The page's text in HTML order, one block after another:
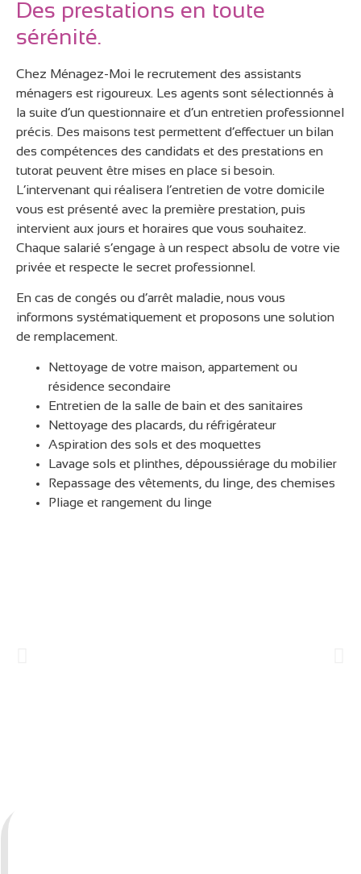
Des prestations en toute
sérénité.
Chez Ménagez-Moi le recrutement des assistants
ménagers est rigoureux. Les agents sont sélectionnés à
la suite d’un questionnaire et d’un entretien professionnel
précis. Des maisons test permettent d’effectuer un bilan
des compétences des candidats et des prestations en
tutorat peuvent être mises en place si besoin.
L’intervenant qui réalisera l’entretien de votre domicile
vous est présenté avec la première prestation, puis
intervient aux jours et horaires que vous souhaitez.
Chaque salarié s’engage à un respect absolu de votre vie
privée et respecte le secret professionnel.
En cas de congés ou d’arrêt maladie, nous vous
informons systématiquement et proposons une solution
de remplacement.
Nettoyage de votre maison, appartement ou
résidence secondaire
Entretien de la salle de bain et des sanitaires
Nettoyage des placards, du réfrigérateur
Aspiration des sols et des moquettes
Lavage sols et plinthes, dépoussiérage du mobilier
Repassage des vêtements, du linge, des chemises
Pliage et rangement du linge